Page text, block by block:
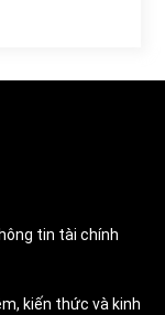
tin tài chính
kiến thức và kinh